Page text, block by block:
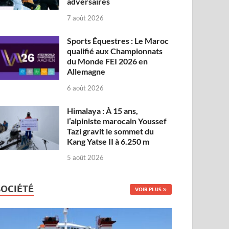
7 août 2026
Sports Équestres : Le Maroc
qualifié aux Championnats
du Monde FEI 2026 en
Allemagne
6 août 2026
Himalaya : À 15 ans,
l’alpiniste marocain Youssef
Tazi gravit le sommet du
Kang Yatse II à 6.250 m
5 août 2026
VOIR PLUS